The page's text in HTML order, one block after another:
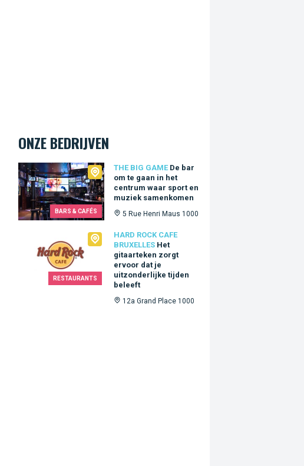
ONZE BEDRIJVEN
BARS & CAFÉS
THE BIG GAME De bar
om te gaan in het
centrum waar sport en
muziek samenkomen
5 Rue Henri Maus 1000
The Big Game
RESTAURANTS
HARD ROCK CAFE
BRUXELLES Het
gitaarteken zorgt
ervoor dat je
uitzonderlijke tijden
beleeft
12a Grand Place 1000
Hard Rock Cafe Bruxelles